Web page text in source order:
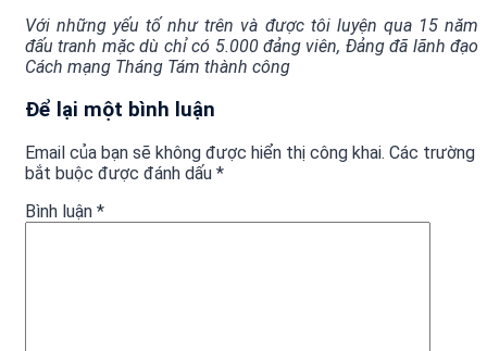
Với những yếu tố như trên và được tôi luyện qua 15 năm
đấu tranh mặc dù chỉ có 5.000 đảng viên, Đảng đã lãnh đạo
Cách mạng Tháng Tám thành công
Để lại một bình luận
Email của bạn sẽ không được hiển thị công khai. Các trường
bắt buộc được đánh dấu *
Bình luận *